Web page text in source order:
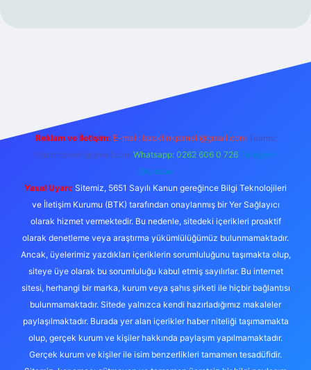
Reklam ve İletişim: E-mail: backlinkpaneli@gmail.com Teams:
forumhizmeti@gmail.com Whatsapp: 0262 606 0 726 Telegram:
@karabul
Yasal Uyarı: Sitemiz, 5651 Sayılı Kanun gereğince Bilgi Teknolojileri
ve İletişim Kurumu (BTK) tarafından onaylanmış bir Yer Sağlayıcı
olarak hizmet vermektedir. Bu nedenle, sitedeki içerikleri proaktif
olarak denetleme veya araştırma yükümlülüğümüz bulunmamaktadır.
Ancak, üyelerimiz yazdıkları içeriklerin sorumluluğunu taşımakta olup,
siteye üye olarak bu sorumluluğu kabul etmiş sayılırlar. Bu internet
sitesi, herhangi bir marka, kurum veya şahıs şirketi ile hiçbir bağlantısı
bulunmamaktadır. Sitede yalnızca kendi hazırladığımız makaleler
paylaşılmaktadır. Burada yer alan içerikler haber niteliği taşımamakta
olup, gerçek kurum ve kişiler hakkında paylaşım yapılmamaktadır.
Gerçek kurum ve kişiler ile isim benzerlikleri tamamen tesadüfidir.